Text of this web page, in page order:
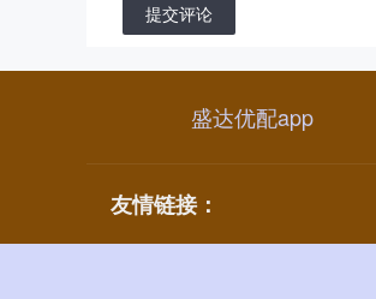
提交评论
盛达优配app
友情链接：